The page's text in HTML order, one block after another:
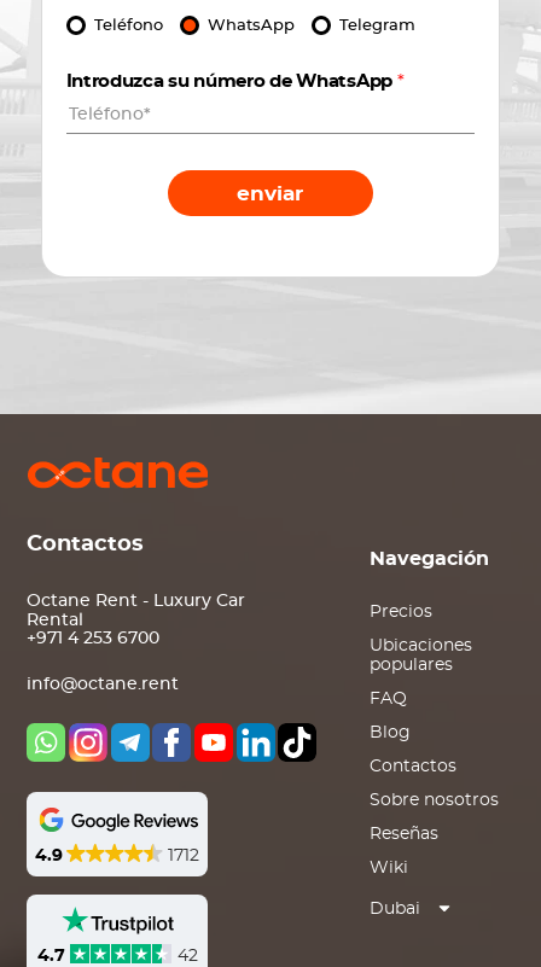
Teléfono WhatsApp Telegram
Introduzca su número de WhatsApp *
enviar
Contactos
Octane Rent - Luxury Car
Rental
+971 4 253 6700
info@octane.rent
4.9 1712
4.7 42
Navegación
Precios
Ubicaciones
populares
FAQ
Blog
Contactos
Sobre nosotros
Reseñas
Wiki
Dubai